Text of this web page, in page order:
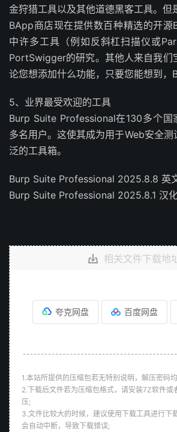
金狩猎工具以及其他道德黑客工具。但
BApp商店现在提供数百种精选的开
中许多工具（例如反斜杠扫描仪或
PortSwigger的研究。其他人来自我们
论您想添加什么功能，只要您能想到，
5、业界最受欢迎的工具
Burp Suite Professional在130多个
多名用户。这使其成为用于Web安全测
泛的工具箱。
Burp Suite Professional 2025.8.8 英
Burp Suite Professional 2025.8.1 汉
相关文件下载地
夸克网盘 百度网盘
1.本站所提供的压缩包若无特别说明，解压密码
2.下载后文件若为压缩包格式，请安装7Z软件或
压;
3.文件比较大的时候，建议使用下载工具进行下
会自动中断，导致下载错误;